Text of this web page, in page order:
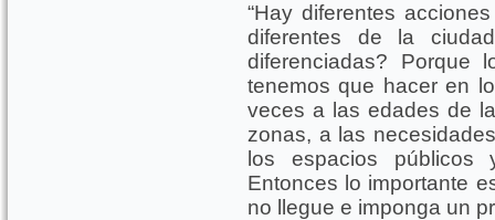
“Hay diferentes
diferentes de la
diferenciadas?
tenemos que hacer en
veces a las edades de
zonas, a las
los espacios
Entonces lo importante
no llegue e imponga un